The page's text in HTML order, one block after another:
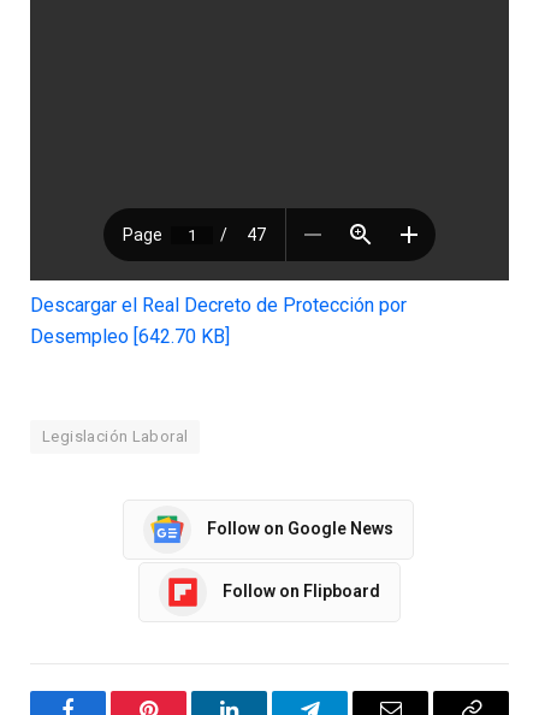
Descargar el Real Decreto de Protección por
Desempleo [642.70 KB]
Legislación Laboral
Follow on Google News
Follow on Flipboard